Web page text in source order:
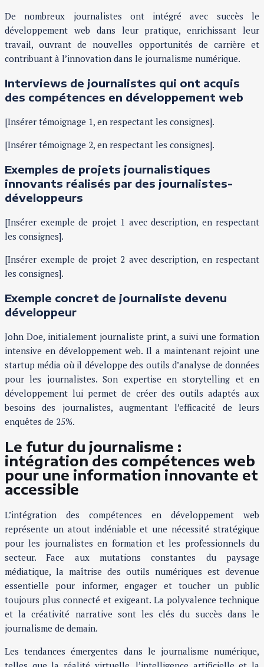
De nombreux journalistes ont intégré avec succès le
développement web dans leur pratique, enrichissant leur
travail, ouvrant de nouvelles opportunités de carrière et
contribuant à l’innovation dans le journalisme numérique.
Interviews de journalistes qui ont acquis
des compétences en développement web
[Insérer témoignage 1, en respectant les consignes].
[Insérer témoignage 2, en respectant les consignes].
Exemples de projets journalistiques
innovants réalisés par des journalistes-
développeurs
[Insérer exemple de projet 1 avec description, en respectant
les consignes].
[Insérer exemple de projet 2 avec description, en respectant
les consignes].
Exemple concret de journaliste devenu
développeur
John Doe, initialement journaliste print, a suivi une formation
intensive en développement web. Il a maintenant rejoint une
startup média où il développe des outils d’analyse de données
pour les journalistes. Son expertise en storytelling et en
développement lui permet de créer des outils adaptés aux
besoins des journalistes, augmentant l’efficacité de leurs
enquêtes de 25%.
Le futur du journalisme :
intégration des compétences web
pour une information innovante et
accessible
L’intégration des compétences en développement web
représente un atout indéniable et une nécessité stratégique
pour les journalistes en formation et les professionnels du
secteur. Face aux mutations constantes du paysage
médiatique, la maîtrise des outils numériques est devenue
essentielle pour informer, engager et toucher un public
toujours plus connecté et exigeant. La polyvalence technique
et la créativité narrative sont les clés du succès dans le
journalisme de demain.
Les tendances émergentes dans le journalisme numérique,